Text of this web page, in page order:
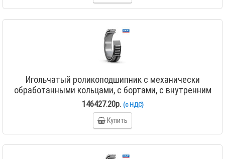
Игольчатый роликоподшипник с механически
обработанными кольцами, с бортами, с внутренним
кольцом NA 4844
146427.20р. (с НДС)
Купить